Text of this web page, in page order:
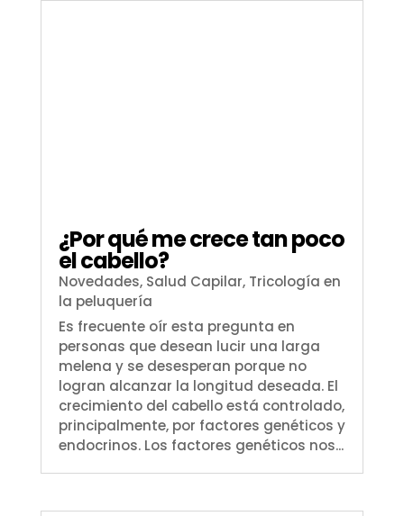
¿Por qué me crece tan poco
el cabello?
Novedades, Salud Capilar, Tricología en
la peluquería
Es frecuente oír esta pregunta en
personas que desean lucir una larga
melena y se desesperan porque no
logran alcanzar la longitud deseada. El
crecimiento del cabello está controlado,
principalmente, por factores genéticos y
endocrinos. Los factores genéticos nos...